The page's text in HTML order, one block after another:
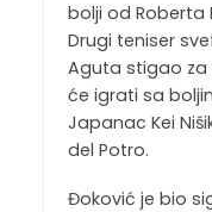
bolji od Roberta
Drugi teniser
Aguta stigao za
će igrati sa
Japanac Kei
del Potro.
Đoković je bio